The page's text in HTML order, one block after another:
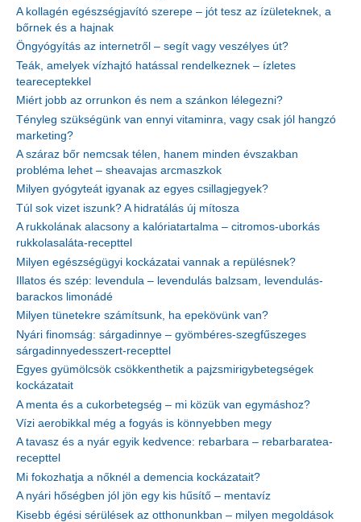
A kollagén egészségjavító szerepe – jót tesz az ízületeknek, a
bőrnek és a hajnak
Öngyógyítás az internetről – segít vagy veszélyes út?
Teák, amelyek vízhajtó hatással rendelkeznek – ízletes
teareceptekkel
Miért jobb az orrunkon és nem a szánkon lélegezni?
Tényleg szükségünk van ennyi vitaminra, vagy csak jól hangzó
marketing?
A száraz bőr nemcsak télen, hanem minden évszakban
probléma lehet – sheavajas arcmaszkok
Milyen gyógyteát igyanak az egyes csillagjegyek?
Túl sok vizet iszunk? A hidratálás új mítosza
A rukkolának alacsony a kalóriatartalma – citromos-uborkás
rukkolasaláta-recepttel
Milyen egészségügyi kockázatai vannak a repülésnek?
Illatos és szép: levendula – levendulás balzsam, levendulás-
barackos limonádé
Milyen tünetekre számítsunk, ha epekövünk van?
Nyári finomság: sárgadinnye – gyömbéres-szegfűszeges
sárgadinnyedesszert-recepttel
Egyes gyümölcsök csökkenthetik a pajzsmirigybetegségek
kockázatait
A menta és a cukorbetegség – mi közük van egymáshoz?
Vízi aerobikkal még a fogyás is könnyebben megy
A tavasz és a nyár egyik kedvence: rebarbara – rebarbaratea-
recepttel
Mi fokozhatja a nőknél a demencia kockázatait?
A nyári hőségben jól jön egy kis hűsítő – mentavíz
Kisebb égési sérülések az otthonunkban – milyen megoldások